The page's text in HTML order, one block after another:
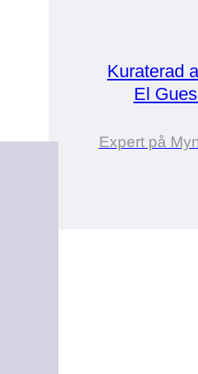
Kuraterad
El
Expert på